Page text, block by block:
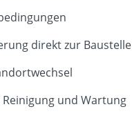
direkt zur Baustelle
Reinigung und Wartung